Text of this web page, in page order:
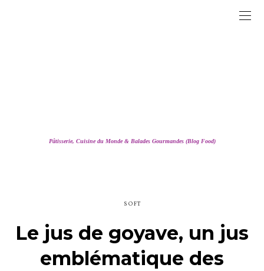
Pâtisserie, Cuisine du Monde & Balades Gourmandes (Blog Food)
SOFT
Le jus de goyave, un jus
emblématique des